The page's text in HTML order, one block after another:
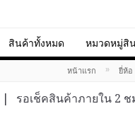
สินค้าทั้งหมด หมวดหมู่สิ
หน้าแรก » ยี่ห้อ
รอเช็คสินค้าภายใน 2 ช